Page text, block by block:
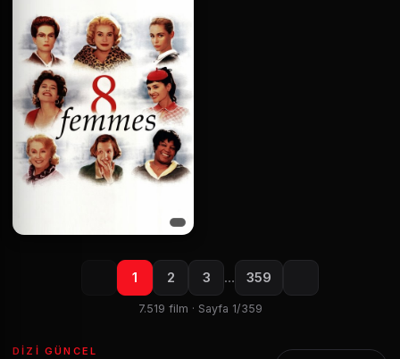
1 2 3 … 359
7.519 film · Sayfa 1/359
DIZI GÜNCEL